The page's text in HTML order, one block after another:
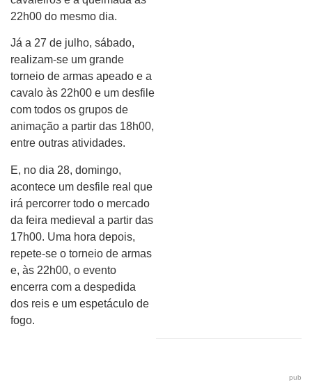
22h00 do mesmo dia.
Já a 27 de julho, sábado,
realizam-se um grande
torneio de armas apeado e a
cavalo às 22h00 e um desfile
com todos os grupos de
animação a partir das 18h00,
entre outras atividades.
E, no dia 28, domingo,
acontece um desfile real que
irá percorrer todo o mercado
da feira medieval a partir das
17h00. Uma hora depois,
repete-se o torneio de armas
e, às 22h00, o evento
encerra com a despedida
dos reis e um espetáculo de
fogo.
pub